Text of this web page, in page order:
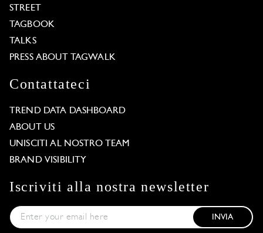
STREET
TAGBOOK
TALKS
PRESS ABOUT TAGWALK
Contattateci
TREND DATA DASHBOARD
ABOUT US
UNISCITI AL NOSTRO TEAM
BRAND VISIBILITY
Iscriviti alla nostra newsletter
INVIA